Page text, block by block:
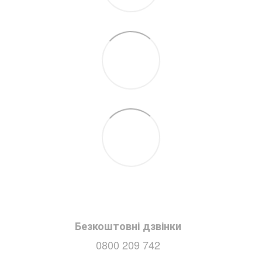
Безкоштовні дзвінки
0800 209 742